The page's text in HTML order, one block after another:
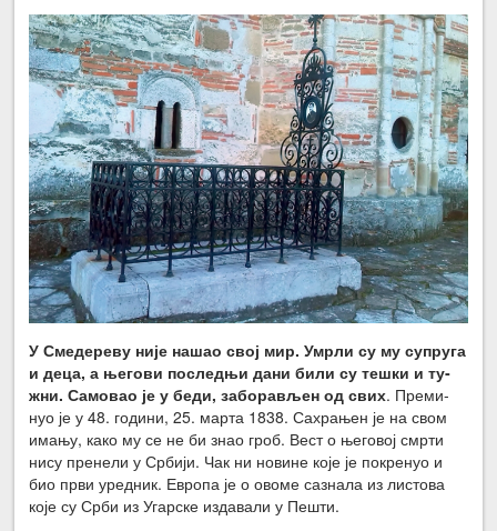
У Сме­де­ре­ву ни­је на­шао свој мир. Умр­ли су му су­пру­га
и де­ца, а ње­го­ви по­след­њи да­ни би­ли су те­шки и ту­
жни. Са­мо­вао је у бе­ди, за­бо­ра­вљен од свих. Пре­ми­
нуо је у 48. го­ди­ни, 25. мар­та 1838. Са­хра­њен је на свом
има­њу, ка­ко му се не би знао гроб. Вест о ње­го­вој смр­ти
ни­су пре­не­ли у Ср­би­ји. Чак ни но­ви­не ко­је је по­кре­нуо и
био пр­ви уред­ник. Евро­па је о ово­ме са­зна­ла из ли­сто­ва
ко­је су Ср­би из Угар­ске из­да­ва­ли у Пе­шти.